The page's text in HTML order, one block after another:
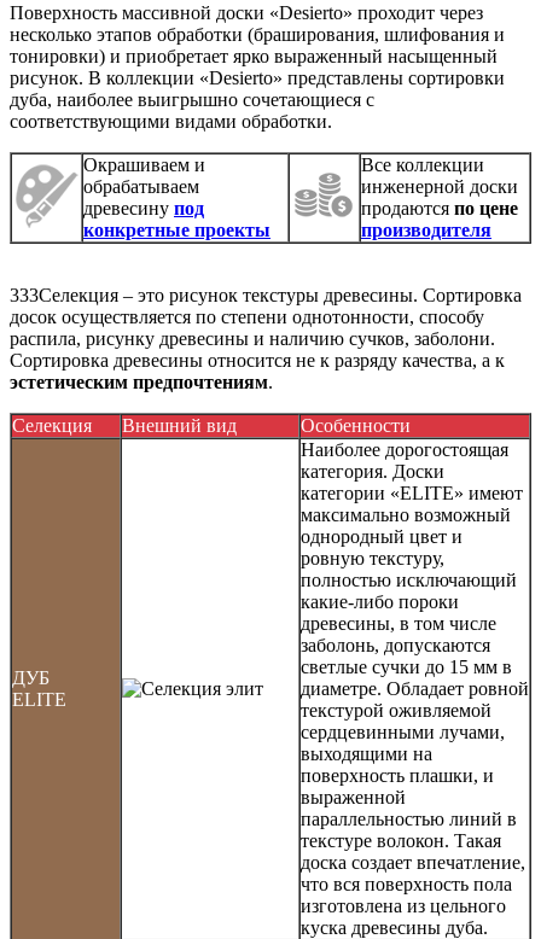
Поверхность массивной доски «Desierto» проходит через
несколько этапов обработки (браширования, шлифования и
тонировки) и приобретает ярко выраженный насыщенный
рисунок. В коллекции «Desierto» представлены сортировки
дуба, наиболее выигрышно сочетающиеся с
соответствующими видами обработки.
Окрашиваем и
обрабатываем
древесину под
конкретные проекты
Все коллекции
инженерной доски
продаются по цене
производителя
333Селекция – это рисунок текстуры древесины. Сортировка
досок осуществляется по степени однотонности, способу
распила, рисунку древесины и наличию сучков, заболони.
Сортировка древесины относится не к разряду качества, а к
эстетическим предпочтениям.
Селекция Внешний вид Особенности
ДУБ
ELITE
Наиболее дорогостоящая
категория. Доски
категории «ELITE» имеют
максимально возможный
однородный цвет и
ровную текстуру,
полностью исключающий
какие-либо пороки
древесины, в том числе
заболонь, допускаются
светлые сучки до 15 мм в
диаметре. Обладает ровной
текстурой оживляемой
сердцевинными лучами,
выходящими на
поверхность плашки, и
выраженной
параллельностью линий в
текстуре волокон. Такая
доска создает впечатление,
что вся поверхность пола
изготовлена из цельного
куска древесины дуба.